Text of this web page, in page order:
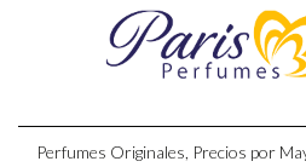
Perfumes Originales, Precios por